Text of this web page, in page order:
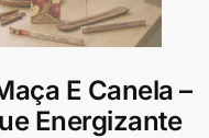
E Canela –
Energizante